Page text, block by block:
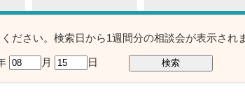
ださい。検索日から1週間分の相談会が表示され
月 日